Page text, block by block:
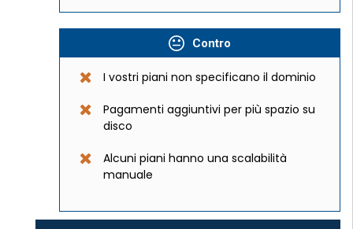
Contro
I vostri piani non specificano il dominio
Pagamenti aggiuntivi per più spazio su
disco
Alcuni piani hanno una scalabilità
manuale